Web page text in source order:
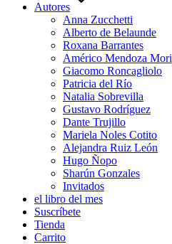
Autores
Anna Zucchetti
Alberto de Belaunde
Roxana Barrantes
Américo Mendoza Mori
Giacomo Roncagliolo
Patricia del Río
Natalia Sobrevilla
Gustavo Rodríguez
Dante Trujillo
Mariela Noles Cotito
Alejandra Ruiz León
Hugo Ñopo
Sharún Gonzales
Invitados
el libro del mes
Suscríbete
Tienda
Carrito